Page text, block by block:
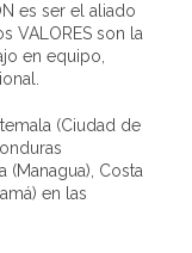
es ser el aliado
VALORES son la
en equipo,
(Ciudad de
(Managua), Costa
en las